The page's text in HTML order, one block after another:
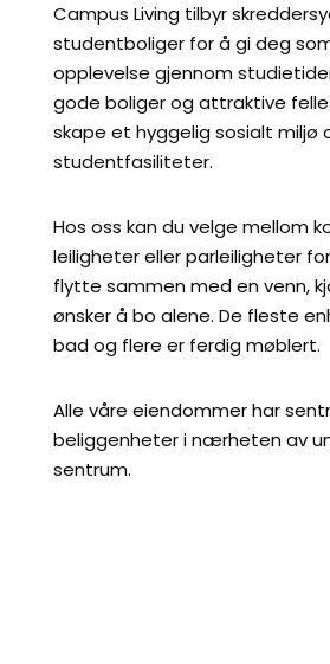
Campus Living tilbyr
studentboliger for å gi deg
opplevelse gjennom
gode boliger og attraktive
skape et hyggelig sosialt miljø
studentfasiliteter.
Hos oss kan du velge mellom
leiligheter eller parleiligheter
flytte sammen med en venn,
ønsker å bo alene. De fleste
bad og flere er ferdig møblert.
Alle våre eiendommer har
beliggenheter i nærheten av
sentrum.